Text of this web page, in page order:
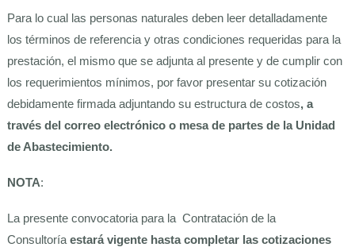
Para lo cual las personas naturales deben leer detalladamente
los términos de referencia y otras condiciones requeridas para la
prestación, el mismo que se adjunta al presente y de cumplir con
los requerimientos mínimos, por favor presentar su cotización
debidamente firmada adjuntando su estructura de costos, a
través del correo electrónico o mesa de partes de la Unidad
de Abastecimiento.
NOTA:
La presente convocatoria para la Contratación de la
Consultoríaestará vigente hasta completar las cotizaciones